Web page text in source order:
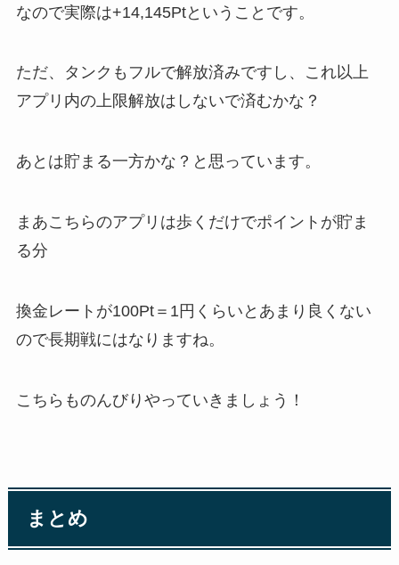
なので実際は+14,145Ptということです。
ただ、タンクもフルで解放済みですし、これ以上
アプリ内の上限解放はしないで済むかな？
あとは貯まる一方かな？と思っています。
まあこちらのアプリは歩くだけでポイントが貯ま
る分
換金レートが100Pt＝1円くらいとあまり良くない
ので長期戦にはなりますね。
こちらものんびりやっていきましょう！
まとめ